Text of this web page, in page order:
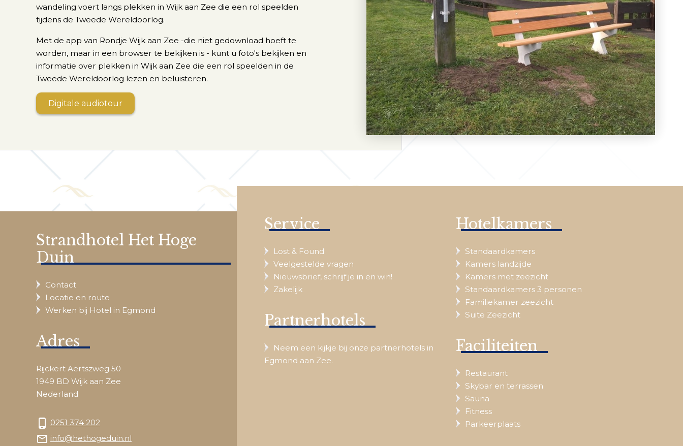
wandeling voert langs plekken in Wijk aan Zee die een rol speelden
tijdens de Tweede Wereldoorlog.
Met de app van Rondje Wijk aan Zee -die niet gedownload hoeft te
worden, maar in een browser te bekijken is - kunt u foto's bekijken en
informatie over plekken in Wijk aan Zee die een rol speelden in de
Tweede Wereldoorlog lezen en beluisteren.
Digitale audiotour
Strandhotel Het Hoge
Duin
Contact
Locatie en route
Werken bij Hotel in Egmond
Adres
Rijckert Aertszweg 50
1949 BD Wijk aan Zee
Nederland
phone_android 0251 374 202
mail_outline info@hethogeduin.nl
Service
Lost & Found
Veelgestelde vragen
Nieuwsbrief, schrijf je in en win!
Zakelijk
Partnerhotels
Neem een kijkje bij onze partnerhotels in
Egmond aan Zee.
Hotelkamers
Standaardkamers
Kamers landzijde
Kamers met zeezicht
Standaardkamers 3 personen
Familiekamer zeezicht
Suite Zeezicht
Faciliteiten
Restaurant
Skybar en terrassen
Sauna
Fitness
Parkeerplaats